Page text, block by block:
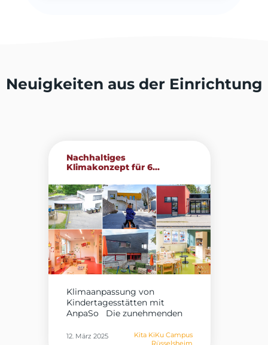
Neuigkeiten aus der Einrichtung
Nachhaltiges
Klimakonzept für 6...
Klimaanpassung von
Kindertagesstätten mit
AnpaSo Die zunehmenden
12. März 2025
Kita KiKu Campus
Rüsselsheim